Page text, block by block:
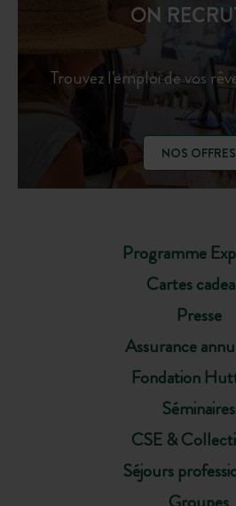
Programme
Cartes
Presse
Assurance
Fondation
Séminaires
CSE &
Séjours
ON
Trouvez l'emploi de vos
NOS OFFRES